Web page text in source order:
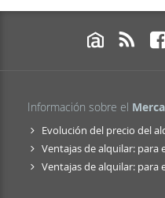
Información sobre el
Evolución del precio del
Ventajas de alquilar: para
Ventajas de alquilar: para